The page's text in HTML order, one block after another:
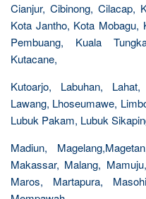
Cianjur, Cibinong, Cilacap,
Kota Jantho, Kota Mobagu,
Pembuang, Kuala
Kutacane,
Kutoarjo, Labuhan,
Lawang, Lhoseumawe,
Lubuk Pakam, Lubuk
Madiun,
Makassar, Malang,
Maros, Martapura,